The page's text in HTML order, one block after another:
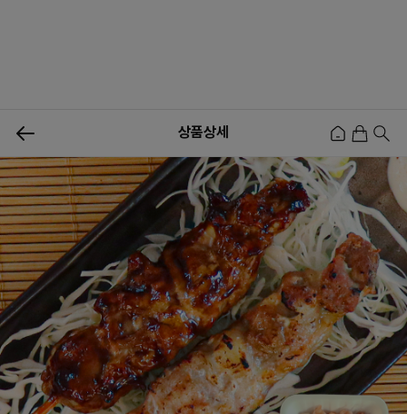
신상품행사상품이벤트메뉴쇼핑사업자등업신청
상품상세